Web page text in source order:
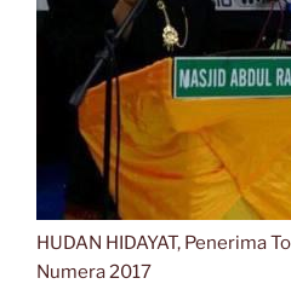
HUDAN HIDAYAT, Penerima
Numera 2017